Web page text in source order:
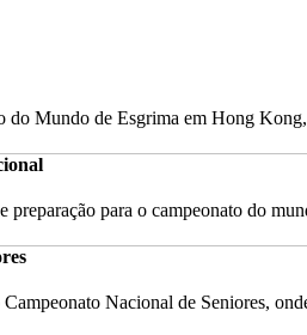
do Mundo de Esgrima em Hong
preparação para o campeonato do
Nacional de Seniores,